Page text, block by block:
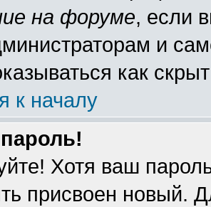
на форуме, если
и
как
к началу
Хотя ваш
присвоен новый.